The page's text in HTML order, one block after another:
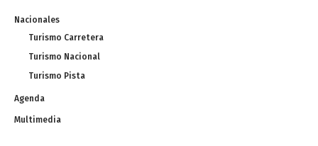
Nacionales
Turismo Carretera
Turismo Nacional
Turismo Pista
Agenda
Multimedia